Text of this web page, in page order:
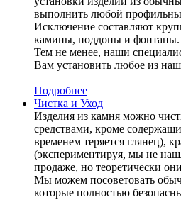
выполнить любой
Исключение составляют
камины, поддоны и фонтаны.
Тем не менее, наши
Вам установить любое из
Подробнее
Чистка и Уход
Изделия из камня можно
средствами, кроме
временем теряется глянец),
(экспериментируя, мы не
продаже, но теоретически
Мы можем посоветовать
которые полностью